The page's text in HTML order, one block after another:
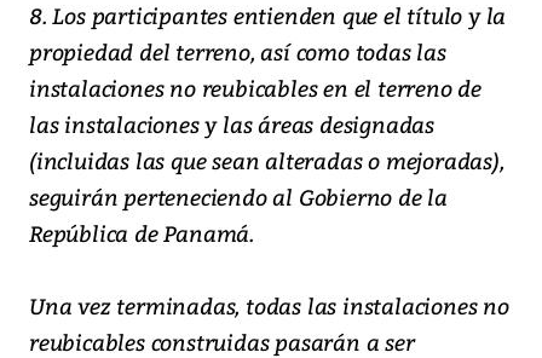
8. Los participantes entienden que el título y la
propiedad del terreno, así como todas las
instalaciones no reubicables en el terreno de
las instalaciones y las áreas designadas
(incluidas las que sean alteradas o mejoradas),
seguirán perteneciendo al Gobierno de la
República de Panamá.
Una vez terminadas, todas las instalaciones no
reubicables construidas pasarán a ser